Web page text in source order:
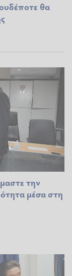
θα
την
μέσα στη